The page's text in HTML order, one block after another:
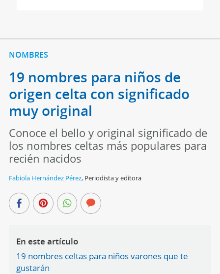
NOMBRES
19 nombres para niños de
origen celta con significado
muy original
Conoce el bello y original significado de
los nombres celtas más populares para
recién nacidos
Fabiola Hernández Pérez, Periodista y editora
En este artículo
19 nombres celtas para niños varones que te
gustarán